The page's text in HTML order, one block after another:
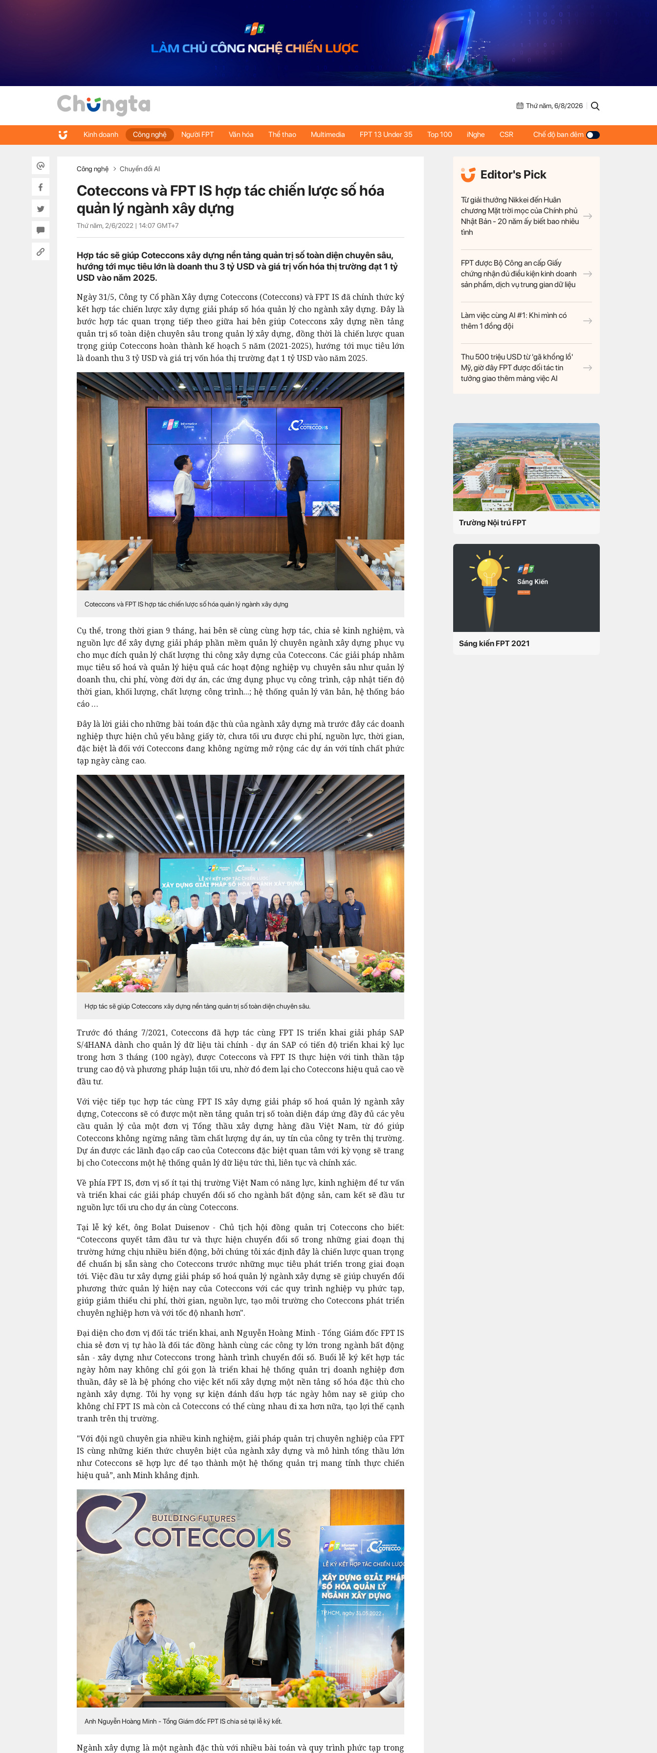
Thứ năm, 6/8/2026
Kinh doanh Công nghệ Người FPT Văn hóa Thể thao Multimedia FPT 13 Under 35 Top 100 iNghe CSR Chế độ ban đêm
Công nghệ Chuyển đổi AI
Coteccons và FPT IS hợp tác chiến lược số hóa
quản lý ngành xây dựng
Thứ năm, 2/6/2022 | 14:07 GMT+7
Hợp tác sẽ giúp Coteccons xây dựng nền tảng quản trị số toàn diện chuyên sâu,
hướng tới mục tiêu lớn là doanh thu 3 tỷ USD và giá trị vốn hóa thị trường đạt 1 tỷ
USD vào năm 2025.
Ngày 31/5, Công ty Cổ phần Xây dựng Coteccons (Coteccons) và FPT IS đã chính thức ký
kết hợp tác chiến lược xây dựng giải pháp số hóa quản lý cho ngành xây dựng. Đây là
bước hợp tác quan trọng tiếp theo giữa hai bên giúp Coteccons xây dựng nền tảng
quản trị số toàn diện chuyên sâu trong quản lý xây dựng, đồng thời là chiến lược quan
trọng giúp Coteccons hoàn thành kế hoạch 5 năm (2021-2025), hướng tới mục tiêu lớn
là doanh thu 3 tỷ USD và giá trị vốn hóa thị trường đạt 1 tỷ USD vào năm 2025.
Coteccons và FPT IS hợp tác chiến lược số hóa quản lý ngành xây dựng
Cụ thể, trong thời gian 9 tháng, hai bên sẽ cùng cùng hợp tác, chia sẻ kinh nghiệm, và
nguồn lực để xây dựng giải pháp phần mềm quản lý chuyên ngành xây dựng phục vụ
cho mục đích quản lý chất lượng thi công xây dựng của Coteccons. Các giải pháp nhằm
mục tiêu số hoá và quản lý hiệu quả các hoạt động nghiệp vụ chuyên sâu như quản lý
doanh thu, chi phí, vòng đời dự án, các ứng dụng phục vụ công trình, cập nhật tiến độ
thời gian, khối lượng, chất lượng công trình...; hệ thống quản lý văn bản, hệ thống báo
cáo …
Đây là lời giải cho những bài toán đặc thù của ngành xây dựng mà trước đây các doanh
nghiệp thực hiện chủ yếu bằng giấy tờ, chưa tối ưu được chi phí, nguồn lực, thời gian,
đặc biệt là đối với Coteccons đang không ngừng mở rộng các dự án với tính chất phức
tạp ngày càng cao.
Hợp tác sẽ giúp Coteccons xây dựng nền tảng quản trị số toàn diện chuyên sâu.
Trước đó tháng 7/2021, Coteccons đã hợp tác cùng FPT IS triển khai giải pháp SAP
S/4HANA dành cho quản lý dữ liệu tài chính - dự án SAP có tiến độ triển khai kỷ lục
trong hơn 3 tháng (100 ngày), được Coteccons và FPT IS thực hiện với tinh thần tập
trung cao độ và phương pháp luận tối ưu, nhờ đó đem lại cho Coteccons hiệu quả cao về
đầu tư.
Với việc tiếp tục hợp tác cùng FPT IS xây dựng giải pháp số hoá quản lý ngành xây
dựng, Coteccons sẽ có được một nền tảng quản trị số toàn diện đáp ứng đầy đủ các yêu
cầu quản lý của một đơn vị Tổng thầu xây dựng hàng đầu Việt Nam, từ đó giúp
Coteccons không ngừng nâng tầm chất lượng dự án, uy tín của công ty trên thị trường.
Dự án được các lãnh đạo cấp cao của Coteccons đặc biệt quan tâm với kỳ vọng sẽ trang
bị cho Coteccons một hệ thống quản lý dữ liệu tức thì, liên tục và chính xác.
Về phía FPT IS, đơn vị số ít tại thị trường Việt Nam có năng lực, kinh nghiệm để tư vấn
và triển khai các giải pháp chuyển đổi số cho ngành bất động sản, cam kết sẽ đầu tư
nguồn lực tối ưu cho dự án cùng Coteccons.
Tại lễ ký kết, ông Bolat Duisenov - Chủ tịch hội đồng quản trị Coteccons cho biết:
“Coteccons quyết tâm đầu tư và thực hiện chuyển đổi số trong những giai đoạn thị
trường hứng chịu nhiều biến động, bởi chúng tôi xác định đây là chiến lược quan trọng
để chuẩn bị sẵn sàng cho Coteccons trước những mục tiêu phát triển trong giai đoạn
tới. Việc đầu tư xây dựng giải pháp số hoá quản lý ngành xây dựng sẽ giúp chuyển đổi
phương thức quản lý hiện nay của Coteccons với các quy trình nghiệp vụ phức tạp,
giúp giảm thiểu chi phí, thời gian, nguồn lực, tạo môi trường cho Coteccons phát triển
chuyên nghiệp hơn và với tốc độ nhanh hơn".
Đại diện cho đơn vị đối tác triển khai, anh Nguyễn Hoàng Minh - Tổng Giám đốc FPT IS
chia sẻ đơn vị tự hào là đối tác đồng hành cùng các công ty lớn trong ngành bất động
sản - xây dựng như Coteccons trong hành trình chuyển đổi số. Buổi lễ ký kết hợp tác
ngày hôm nay không chỉ gói gọn là triển khai hệ thống quản trị doanh nghiệp đơn
thuần, đây sẽ là bệ phóng cho việc kết nối xây dựng một nền tảng số hóa đặc thù cho
ngành xây dựng. Tôi hy vọng sự kiện đánh dấu hợp tác ngày hôm nay sẽ giúp cho
không chỉ FPT IS mà còn cả Coteccons có thể cùng nhau đi xa hơn nữa, tạo lợi thế cạnh
tranh trên thị trường.
"Với đội ngũ chuyên gia nhiều kinh nghiệm, giải pháp quản trị chuyên nghiệp của FPT
IS cùng những kiến thức chuyên biệt của ngành xây dựng và mô hình tổng thầu lớn
như Coteccons sẽ hợp lực để tạo thành một hệ thống quản trị mang tính thực chiến
hiệu quả”, anh Minh khẳng định.
Anh Nguyễn Hoàng Minh - Tổng Giám đốc FPT IS chia sẻ tại lễ ký kết.
Ngành xây dựng là một ngành đặc thù với nhiều bài toán và quy trình phức tạp trong
Editor's Pick
Từ giải thưởng Nikkei đến Huân
chương Mặt trời mọc của Chính phủ
Nhật Bản - 20 năm ấy biết bao nhiêu
tình
FPT được Bộ Công an cấp Giấy
chứng nhận đủ điều kiện kinh doanh
sản phẩm, dịch vụ trung gian dữ liệu
Làm việc cùng AI #1: Khi mình có
thêm 1 đồng đội
Thu 500 triệu USD từ 'gã khổng lồ'
Mỹ, giờ đây FPT được đối tác tin
tưởng giao thêm mảng việc AI
Trường Nội trú FPT
Sáng kiến FPT 2021